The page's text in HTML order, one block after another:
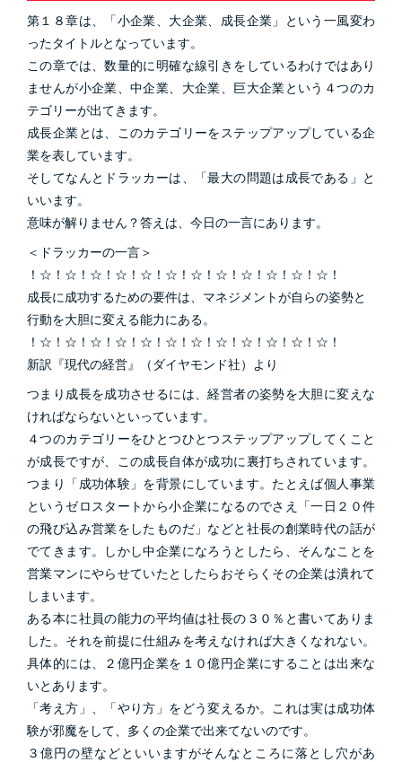
第１８章は、「小企業、大企業、成長企業」という一風変わ
ったタイトルとなっています。
この章では、数量的に明確な線引きをしているわけではあり
ませんが小企業、中企業、大企業、巨大企業という４つのカ
テゴリーが出てきます。
成長企業とは、このカテゴリーをステップアップしている企
業を表しています。
そしてなんとドラッカーは、「最大の問題は成長である」と
いいます。
意味が解りません？答えは、今日の一言にあります。
＜ドラッカーの一言＞
！☆！☆！☆！☆！☆！☆！☆！☆！☆！☆！☆！☆！
成長に成功するための要件は、マネジメントが自らの姿勢と
行動を大胆に変える能力にある。
！☆！☆！☆！☆！☆！☆！☆！☆！☆！☆！☆！☆！
新訳『現代の経営』（ダイヤモンド社）より
つまり成長を成功させるには、経営者の姿勢を大胆に変えな
ければならないといっています。
４つのカテゴリーをひとつひとつステップアップしてくこと
が成長ですが、この成長自体が成功に裏打ちされています。
つまり「成功体験」を背景にしています。たとえば個人事業
というゼロスタートから小企業になるのでさえ「一日２０件
の飛び込み営業をしたものだ」などと社長の創業時代の話が
でてきます。しかし中企業になろうとしたら、そんなことを
営業マンにやらせていたとしたらおそらくその企業は潰れて
しまいます。
ある本に社員の能力の平均値は社長の３０％と書いてありま
した。それを前提に仕組みを考えなければ大きくなれない。
具体的には、２億円企業を１０億円企業にすることは出来な
いとあります。
「考え方」、「やり方」をどう変えるか。これは実は成功体
験が邪魔をして、多くの企業で出来てないのです。
３億円の壁などといいますがそんなところに落とし穴があ